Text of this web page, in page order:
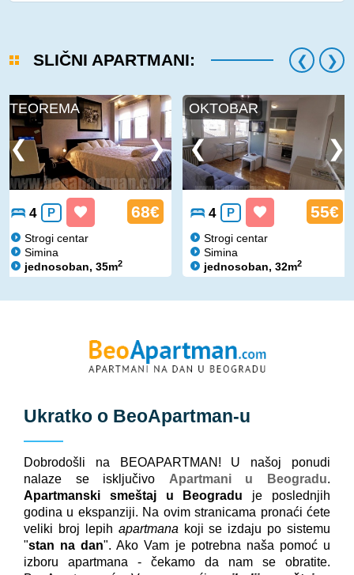
SLIČNI APARTMANI:
TEOREMA
4 P 68€
Strogi centar
Simina
jednosoban, 35m2
OKTOBAR
4 P 55€
Strogi centar
Simina
jednosoban, 32m2
Ukratko o BeoApartman-u
Dobrodošli na BEOAPARTMAN! U našoj ponudi
nalaze se isključivo Apartmani u Beogradu.
Apartmanski smeštaj u Beogradu je poslednjih
godina u ekspanziji. Na ovim stranicama pronaći ćete
veliki broj lepih apartmana koji se izdaju po sistemu
"stan na dan". Ako Vam je potrebna naša pomoć u
izboru apartmana - čekamo da nam se obratite.